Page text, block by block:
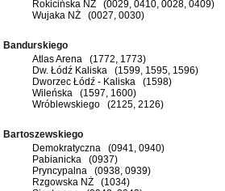
Rokicińska NŻ (0029, 0410, 0028, 0409)
Wujaka NŻ (0027, 0030)
Bandurskiego
Atlas Arena (1772, 1773)
Dw. Łódź Kaliska (1599, 1595, 1596)
Dworzec Łódź - Kaliska (1598)
Wileńska (1597, 1600)
Wróblewskiego (2125, 2126)
Bartoszewskiego
Demokratyczna (0941, 0940)
Pabianicka (0937)
Pryncypalna (0938, 0939)
Rzgowska NŻ (1034)